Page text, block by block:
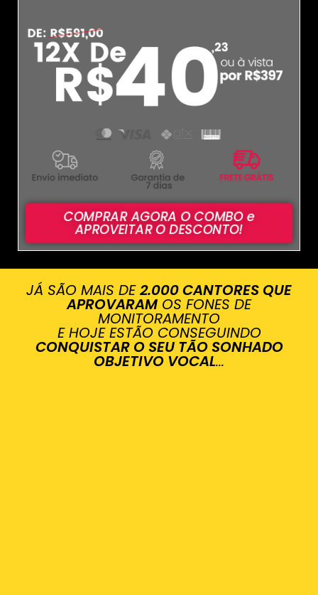
COMPRAR AGORA O COMBO e
APROVEITAR O DESCONTO!
JÁ SÃO MAIS DE2.000 CANTORES QUE
APROVARAM OS FONES DE
MONITORAMENTO
E HOJE ESTÃO CONSEGUINDO
CONQUISTAR O SEU TÃO SONHADO
OBJETIVO VOCAL...